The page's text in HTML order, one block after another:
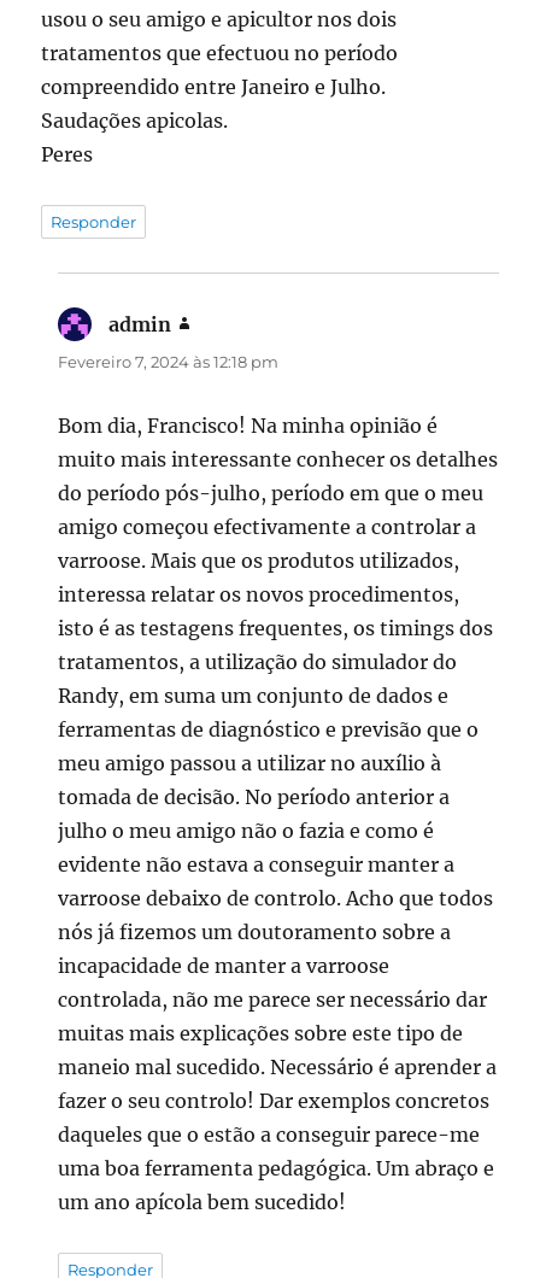
usou o seu amigo e apicultor nos dois
tratamentos que efectuou no período
compreendido entre Janeiro e Julho.
Saudações apicolas.
Peres
Responder
admin
Fevereiro 7, 2024 às 12:18 pm
Bom dia, Francisco! Na minha opinião é
muito mais interessante conhecer os detalhes
do período pós-julho, período em que o meu
amigo começou efectivamente a controlar a
varroose. Mais que os produtos utilizados,
interessa relatar os novos procedimentos,
isto é as testagens frequentes, os timings dos
tratamentos, a utilização do simulador do
Randy, em suma um conjunto de dados e
ferramentas de diagnóstico e previsão que o
meu amigo passou a utilizar no auxílio à
tomada de decisão. No período anterior a
julho o meu amigo não o fazia e como é
evidente não estava a conseguir manter a
varroose debaixo de controlo. Acho que todos
nós já fizemos um doutoramento sobre a
incapacidade de manter a varroose
controlada, não me parece ser necessário dar
muitas mais explicações sobre este tipo de
maneio mal sucedido. Necessário é aprender a
fazer o seu controlo! Dar exemplos concretos
daqueles que o estão a conseguir parece-me
uma boa ferramenta pedagógica. Um abraço e
um ano apícola bem sucedido!
Responder